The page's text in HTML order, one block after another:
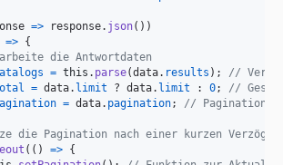
=> response. json( ) )
=> {
die Antwortdaten
= this . parse(data. results ) ;
//
= data. limit ? data. limit : 0;
//
= data. pagination; // Pagination-
die Pagination nach einer kurzen
( ( ) => {